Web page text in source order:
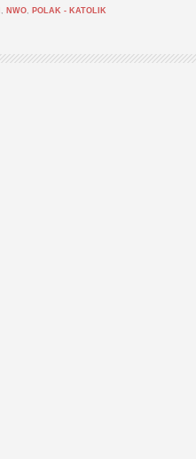
, NWO, POLAK - KATOLIK